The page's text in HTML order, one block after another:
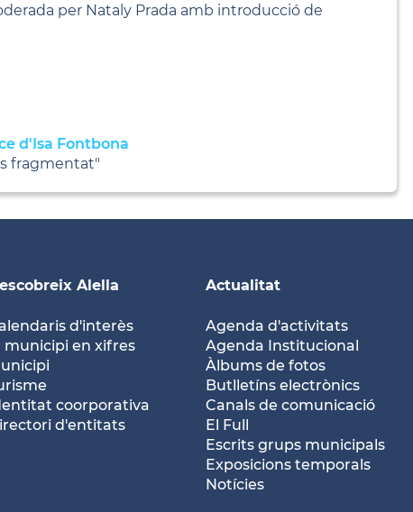
per Nataly Prada amb introducció de
d'Isa Fontbona
fragmentat"
Alella
d'interès
municipi en xifres
coorporativa
d'entitats
Actualitat
Agenda d'activitats
Agenda Institucional
Àlbums de fotos
Butlletíns electrònics
Canals de comunicació
El Full
Escrits grups municipals
Exposicions temporals
Notícies